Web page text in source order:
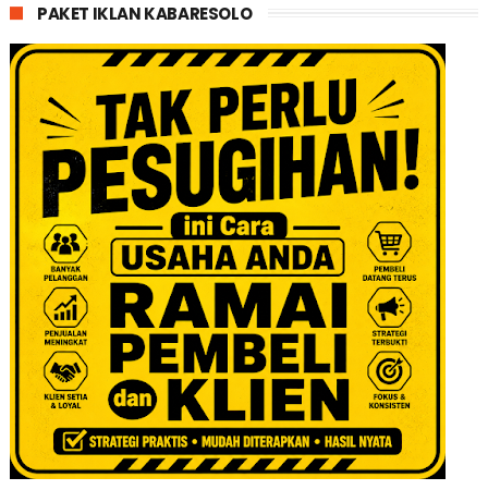
PAKET IKLAN KABARESOLO